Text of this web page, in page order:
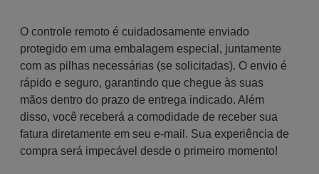
O controle remoto é cuidadosamente enviado
protegido em uma embalagem especial, juntamente
com as pilhas necessárias (se solicitadas). O envio é
rápido e seguro, garantindo que chegue às suas
mãos dentro do prazo de entrega indicado. Além
disso, você receberá a comodidade de receber sua
fatura diretamente em seu e-mail. Sua experiência de
compra será impecável desde o primeiro momento!